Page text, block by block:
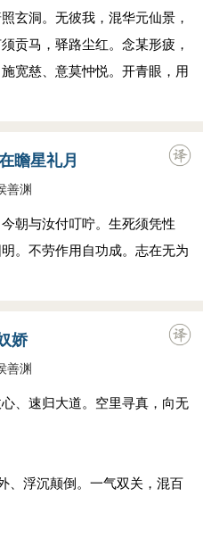
玄洞。无彼我，混华元仙景，
贡马，驿路尘红。念某形疲，
宽慈、意莫忡悦。开青眼，用
瞻星礼月
善渊
朝与汝付叮咛。生死须凭性
。不劳作用自功成。志在无为
娇
善渊
、速归大道。空里寻真，向无
、浮沉颠倒。一气双关，混百